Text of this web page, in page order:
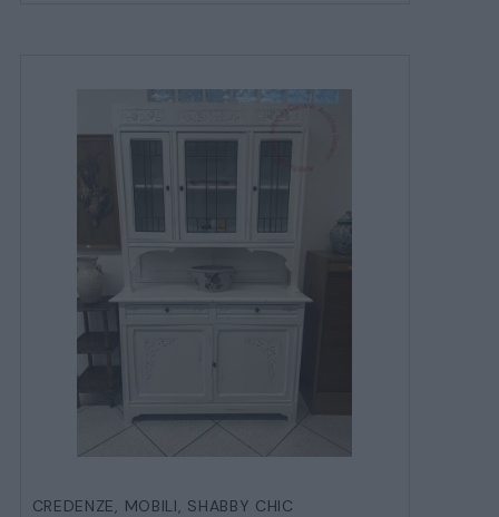
CREDENZE, MOBILI, SHABBY CHIC